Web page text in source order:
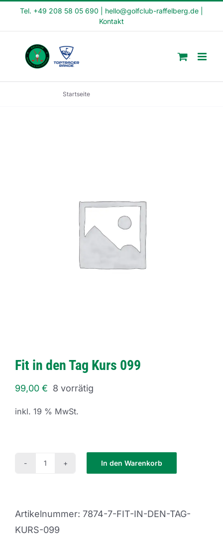
Tel. +49 208 58 05 690 hello@golfclub-raffelberg.de
Kontakt
Startseite
Fit in den Tag Kurs 099
99,00 € 8 vorrätig
inkl. 19 % MwSt.
Tag
Kurs
In den Warenkorb
Artikelnummer: 7874-7-FIT-IN-DEN-TAG-
KURS-099